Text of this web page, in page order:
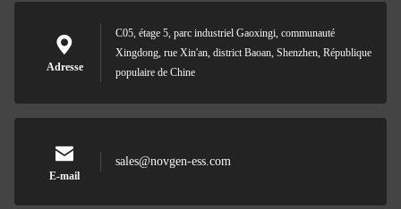
Adresse
C05, étage 5, parc industriel Gaoxingi, communauté
Xingdong, rue Xin'an, district Baoan, Shenzhen, République
populaire de Chine
E-mail
sales@novgen-ess.com